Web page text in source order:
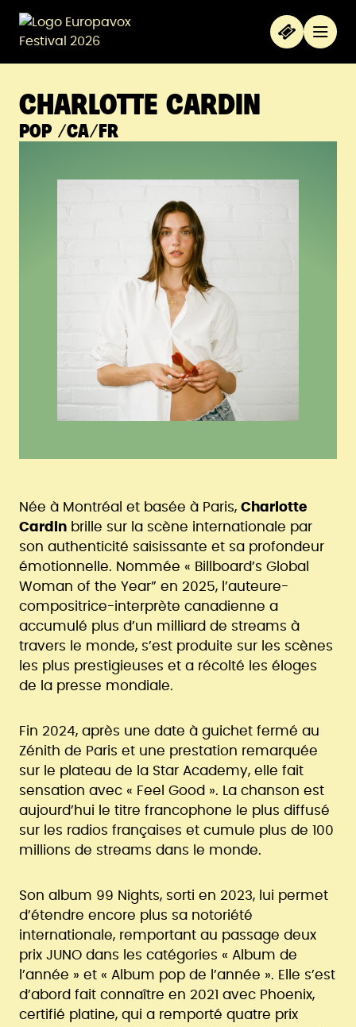
Menu
CHARLOTTE CARDIN
POP /CA/FR
Née à Montréal et basée à Paris, Charlotte
Cardin brille sur la scène internationale par
son authenticité saisissante et sa profondeur
émotionnelle. Nommée « Billboard’s Global
Woman of the Year” en 2025, l’auteure-
compositrice-interprète canadienne a
accumulé plus d’un milliard de streams à
travers le monde, s’est produite sur les scènes
les plus prestigieuses et a récolté les éloges
de la presse mondiale.
Fin 2024, après une date à guichet fermé au
Zénith de Paris et une prestation remarquée
sur le plateau de la Star Academy, elle fait
sensation avec « Feel Good ». La chanson est
aujourd’hui le titre francophone le plus diffusé
sur les radios françaises et cumule plus de 100
millions de streams dans le monde.
Son album 99 Nights, sorti en 2023, lui permet
d’étendre encore plus sa notoriété
internationale, remportant au passage deux
prix JUNO dans les catégories « Album de
l’année » et « Album pop de l’année ». Elle s’est
d’abord fait connaître en 2021 avec Phoenix,
certifié platine, qui a remporté quatre prix